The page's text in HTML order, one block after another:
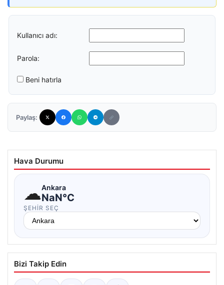
Kullanıcı adı:
Parola:
Beni hatırla
Paylaş:
Hava Durumu
☁Ankara
NaN°C
ŞEHIR SEÇ
Bizi Takip Edin